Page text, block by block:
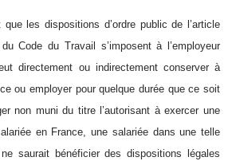
que les dispositions d’ordre public de l’article
du Code du Travail s’imposent à l’employeur
directement ou indirectement conserver à
ou employer pour quelque durée que ce soit
non muni du titre l’autorisant à exercer une
en France, une salariée dans une telle
saurait bénéficier des dispositions légales